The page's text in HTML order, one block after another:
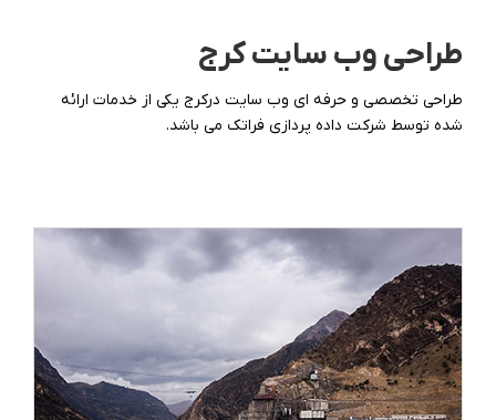
طراحی وب سایت کرج
طراحی تخصصی و حرفه ای وب سایت درکرج یکی از خدمات ارائه
شده توسط شرکت داده پردازی فراتک می باشد.